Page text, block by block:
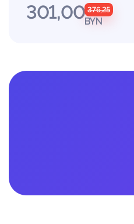
301,00 376,25
BYN